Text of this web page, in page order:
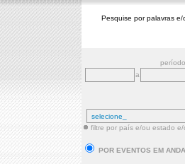
Pesquise por palavras
a
filtre por país e/ou estado e/
POR EVENTOS EM